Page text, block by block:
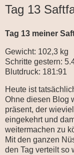
Tag 13
Tag 13 meiner
Gewicht: 102,3 kg
Schritte gestern:
Blutdruck: 181:91
Heute ist
Ohne diesen Blog
präsent, der
eingekehrt und
weitermachen zu
Mit den ganzen
den Tag verteilt so